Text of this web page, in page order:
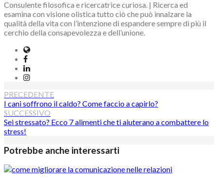
Consulente filosofica e ricercatrice curiosa. | Ricerca ed
esamina con visione olistica tutto ciò che può innalzare la
qualità della vita con l’intenzione di espandere sempre di più il
cerchio della consapevolezza e dell’unione.
Website
Facebook
LinkedIn
Instagram
Navigazione
articoli
PRECEDENTE
I cani soffrono il caldo? Come faccio a capirlo?
SUCCESSIVO
Sei stressato? Ecco 7 alimenti che ti aiuterano a combattere lo
stress!
Potrebbe anche interessarti